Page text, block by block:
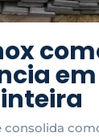
consolida